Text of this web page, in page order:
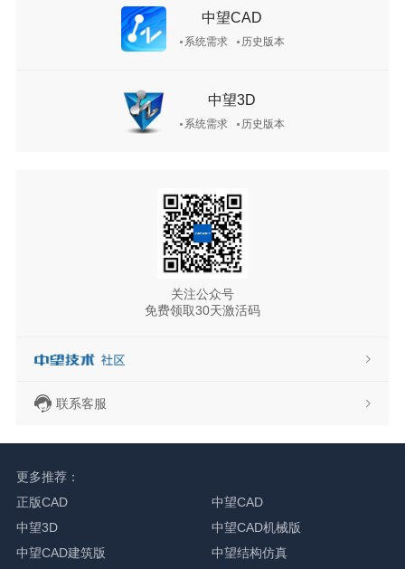
中望CAD
系统需求 历史版本
中望3D
系统需求 历史版本
关注公众号
免费领取30天激活码
联系客服
更多推荐：
正版CAD
中望CAD
中望3D
中望CAD机械版
中望CAD建筑版
中望结构仿真